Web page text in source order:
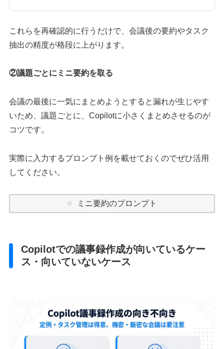
これらを再確認的に行うだけで、会議後の要約やタスク
抽出の精度が格段に上がります。
②議題ごとにミニ要約を取る
会議の最後に一気にまとめようとすると漏れが生じやす
いため、議題ごとに、Copilotに小さくまとめさせるのが
コツです。
実際に入力するプロンプト例を載せておくのでぜひ活用
してください。
ミニ要約のプロンプト
Copilotでの議事録作成が向いているケー
ス・向いていないケース